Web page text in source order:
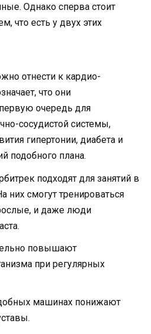
Однако сперва стоит
что есть у двух этих
отнести к кардио-
что они
очередь для
сосудистой системы,
гипертонии, диабета и
подобного плана.
подходят для занятий в
них смогут тренироваться
и даже люди
повышают
при регулярных
машинах понижают